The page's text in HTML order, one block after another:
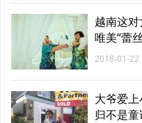
越南这
唯美“蕾
2018-01-22
大爷爱
归不是童